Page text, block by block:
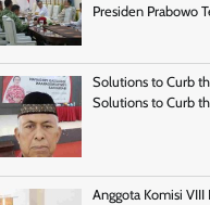
Presiden Prabowo
Solutions to Curb
Solutions to Curb
Anggota Komisi